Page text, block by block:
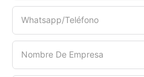
Whatsapp/Teléfono
Nombre De Empresa